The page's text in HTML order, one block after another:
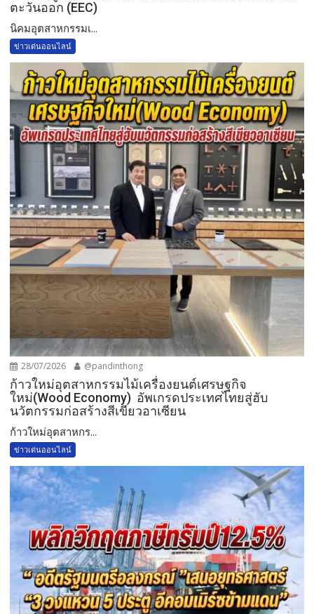
ตะวันออก (EEC)
​นิคมอุตสาหกรรมเ...
ข่าวเด่นออนไลน์
28/07/2026 @pandinthong
ก้าวใหม่อุตสาหกรรมไม้เครื่องยนต์เศรษฐกิจ
ใหม่(Wood Economy) อัพเกรดประเทศไทยสู่ฮับ
นวัตกรรมก่อสร้างสีเขียวอาเซียน
ก้าวใหม่อุตสาหกร...
ข่าวเด่นออนไลน์